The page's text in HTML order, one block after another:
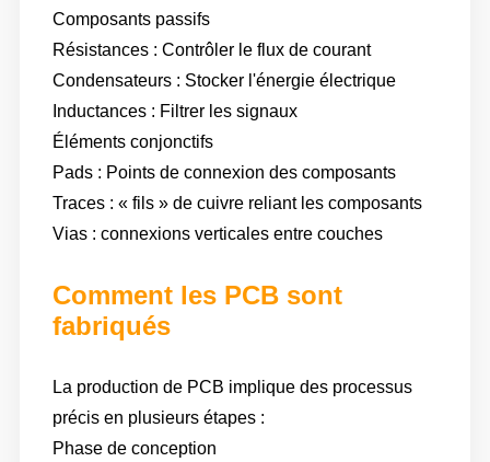
Composants passifs
Résistances : Contrôler le flux de courant
Condensateurs : Stocker l'énergie électrique
Inductances : Filtrer les signaux
Éléments conjonctifs
Pads : Points de connexion des composants
Traces : « fils » de cuivre reliant les composants
Vias : connexions verticales entre couches
Comment les PCB sont
fabriqués
La production de PCB implique des processus
précis en plusieurs étapes :
Phase de conception